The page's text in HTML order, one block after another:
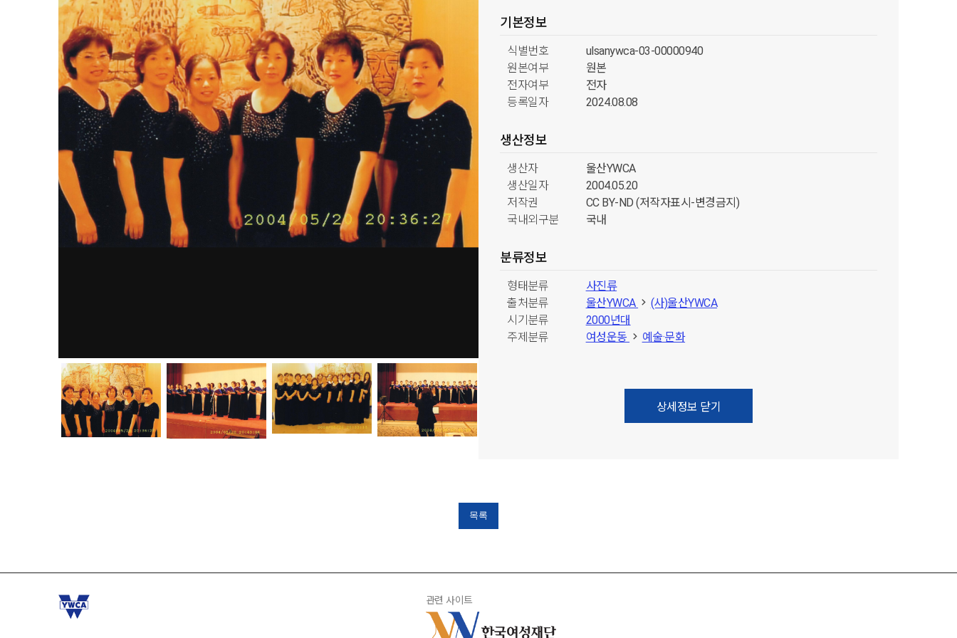
기본정보
식별번호
ulsanywca-03-00000940
원본여부
원본
전자여부
전자
등록일자
2024.08.08
생산정보
생산자
울산YWCA
생산일자
2004.05.20
저작권
CC BY-ND (저작자표시-변경금지)
국내외구분
국내
분류정보
형태분류
사진류
출처분류
울산YWCA
(사)울산YWCA
시기분류
2000년대
주제분류
여성운동 예술·문화
상세정보 닫기
목록
관련 사이트